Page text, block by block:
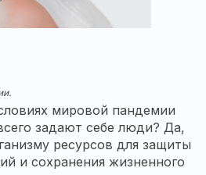
мировой пандемии
задают себе люди? Да,
ресурсов для защиты
и сохранения жизненного